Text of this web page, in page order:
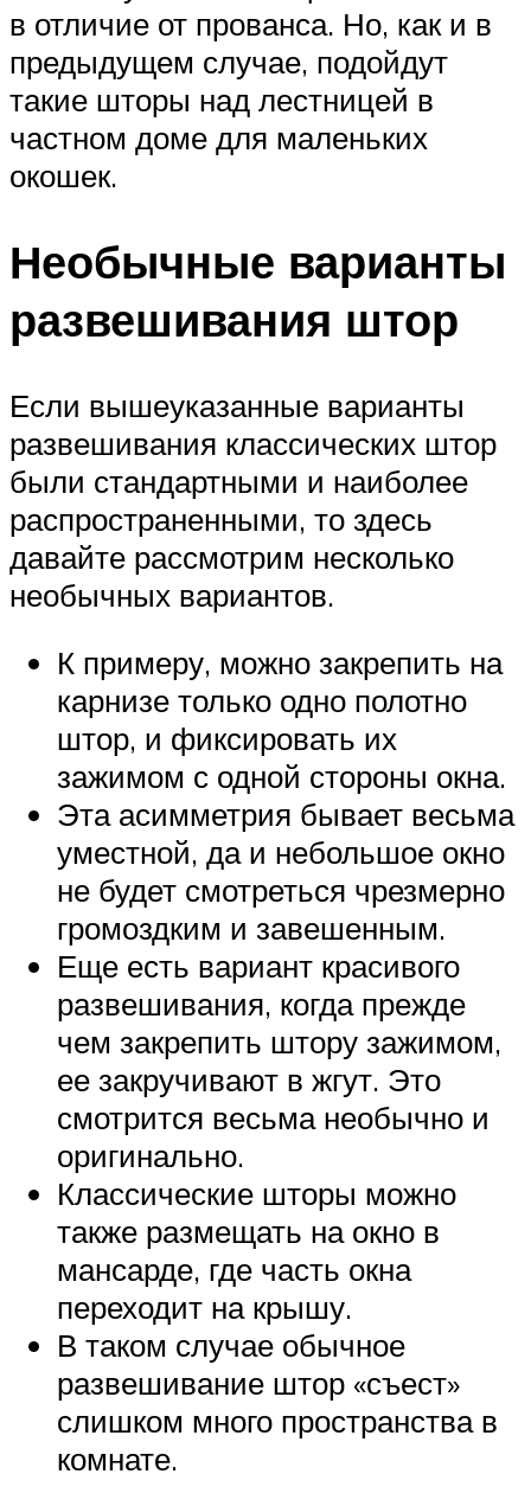
в отличие от прованса. Но, как и в
предыдущем случае, подойдут
такие шторы над лестницей в
частном доме для маленьких
окошек.
Необычные варианты
развешивания штор
Если вышеуказанные варианты
развешивания классических штор
были стандартными и наиболее
распространенными, то здесь
давайте рассмотрим несколько
необычных вариантов.
К примеру, можно закрепить на
карнизе только одно полотно
штор, и фиксировать их
зажимом с одной стороны окна.
Эта асимметрия бывает весьма
уместной, да и небольшое окно
не будет смотреться чрезмерно
громоздким и завешенным.
Еще есть вариант красивого
развешивания, когда прежде
чем закрепить штору зажимом,
ее закручивают в жгут. Это
смотрится весьма необычно и
оригинально.
Классические шторы можно
также размещать на окно в
мансарде, где часть окна
переходит на крышу.
В таком случае обычное
развешивание штор «съест»
слишком много пространства в
комнате.